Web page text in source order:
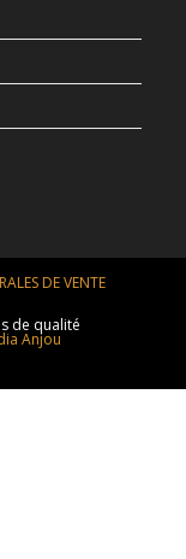
DE VENTE
de qualité
Anjou